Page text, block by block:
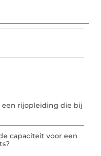
een rijopleiding die bij
capaciteit voor een